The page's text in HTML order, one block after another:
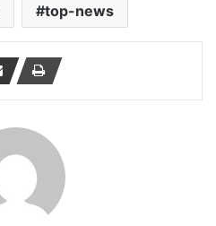
top-news